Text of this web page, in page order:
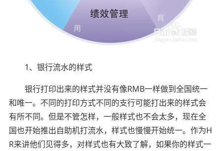
1、银行流水的样式
银行打印出来的样式并没有像RMB一样做到全国统一
和唯一。不同的打印方式不同的支行可能打出来的样式会
有所不同。但是不管怎样，一般样式也不会太多，现在全
国也开始推出自助机打流水，样式也慢慢开始统一。作为H
R来讲他们见得多，对样式也有大致了解，如果你的样式一